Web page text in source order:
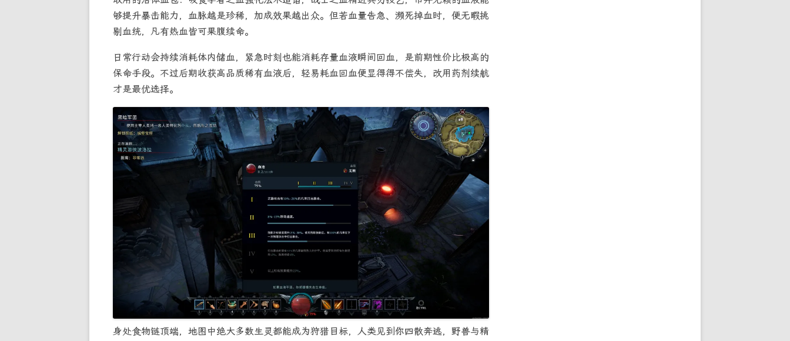
够提升暴击能力，血脉越是珍稀，加成效果越出众。但若血量告急、濒死掉血时，便无暇挑
剔血统，凡有热血皆可果腹续命。
日常行动会持续消耗体内储血，紧急时刻也能消耗存量血液瞬间回血，是前期性价比极高的
保命手段。不过后期收获高品质稀有血液后，轻易耗血回血便显得得不偿失，改用药剂续航
才是最优选择。
身处食物链顶端，地图中绝大多数生灵都能成为狩猎目标，人类见到你四散奔逃，野兽与精